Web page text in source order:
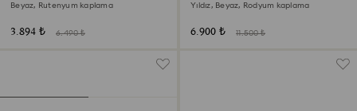
Beyaz, Rutenyum kaplama
3.894 ₺ 6.490 ₺
Yıldız, Beyaz, Rodyum kaplama
6.900 ₺ 11.500 ₺